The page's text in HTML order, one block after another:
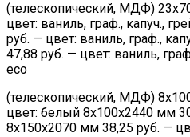
(телескопический, МДФ)
цвет: ваниль, граф., капуч.,
руб. — цвет: ваниль, граф.,
47,88 руб. — цвет: ваниль,
eco
(телескопический, МДФ)
цвет: белый 8х100х2440 мм
8х150х2070 мм 38,25 руб. —